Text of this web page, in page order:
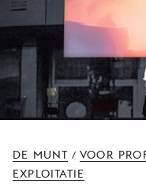
DE MUNT /VOOR
EXPLOITATIE